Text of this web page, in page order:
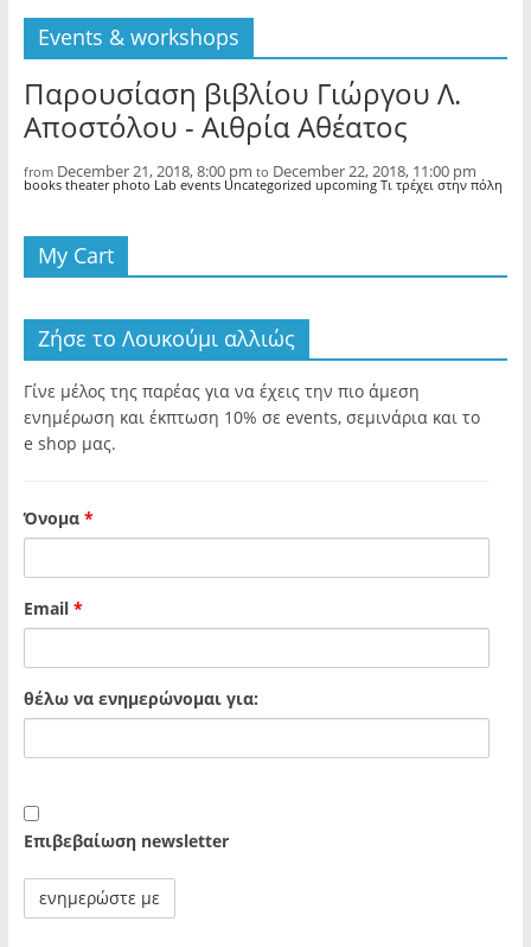
Events & workshops
Παρουσίαση βιβλίου Γιώργου Λ.
Αποστόλου - Αιθρία Αθέατος
from December 21, 2018, 8:00 pm to December 22, 2018, 11:00 pm
books theater photo Lab events Uncategorized upcoming Τι τρέχει στην πόλη
My Cart
Ζήσε το Λουκούμι αλλιώς
Γίνε μέλος της παρέας για να έχεις την πιο άμεση
ενημέρωση και έκπτωση 10% σε events, σεμινάρια και το
e shop μας.
Όνομα *
Email *
θέλω να ενημερώνομαι για:
Επιβεβαίωση newsletter
LAB (Loukoumi Arts Basement) *live